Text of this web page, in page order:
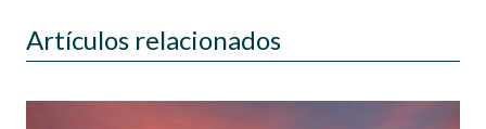
Artículos relacionados